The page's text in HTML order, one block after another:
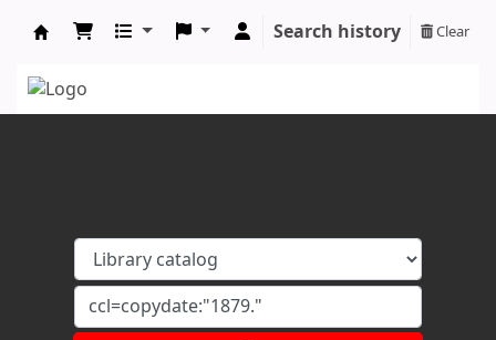
Search history Clear